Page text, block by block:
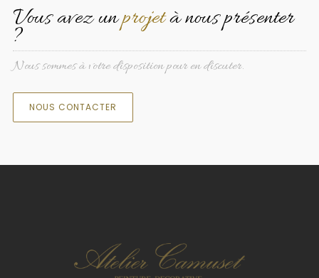
Vous avez unprojetà nous présenter
?
Nous sommes à votre disposition pour en discuter.
NOUS CONTACTER